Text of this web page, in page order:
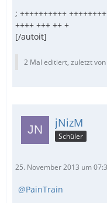
; ++++++++++
++++ +++ ++ +
[/autoit]
2 Mal editiert, zuletzt von
jNizM
Schüler
25. November 2013 um
PainTrain